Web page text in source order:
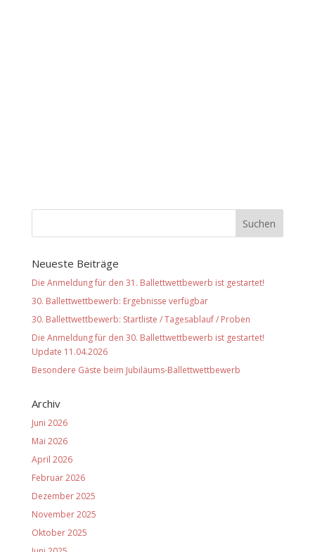
Neueste Beiträge
Die Anmeldung für den 31. Ballettwettbewerb ist gestartet!
30. Ballettwettbewerb: Ergebnisse verfügbar
30. Ballettwettbewerb: Startliste / Tagesablauf / Proben
Die Anmeldung für den 30. Ballettwettbewerb ist gestartet!
Update 11.04.2026
Besondere Gäste beim Jubiläums-Ballettwettbewerb
Archiv
Juni 2026
Mai 2026
April 2026
Februar 2026
Dezember 2025
November 2025
Oktober 2025